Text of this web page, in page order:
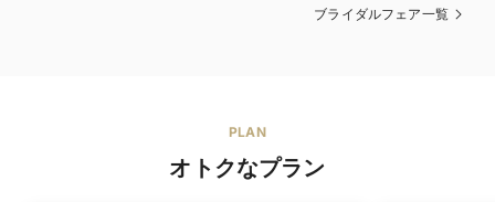
おふたりの想いやこだわりを丁寧にお伺いし、世界にひ
ブライダルフェア一覧
PLAN
オトクなプラン